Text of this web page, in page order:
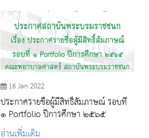
16 Jan 2022
ประกาศรายชื่อผู้มีสิทธิ์สัมภาษณ์ รอบที่
๑ Portfolio ปีการศึกษา ๒๕๖๕
อ่านเพิ่มเติม